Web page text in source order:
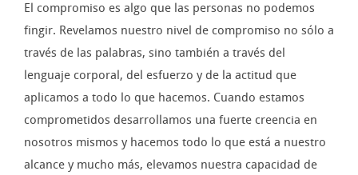
El compromiso es algo que las personas no podemos
fingir. Revelamos nuestro nivel de compromiso no sólo a
través de las palabras, sino también a través del
lenguaje corporal, del esfuerzo y de la actitud que
aplicamos a todo lo que hacemos. Cuando estamos
comprometidos desarrollamos una fuerte creencia en
nosotros mismos y hacemos todo lo que está a nuestro
alcance y mucho más, elevamos nuestra capacidad de